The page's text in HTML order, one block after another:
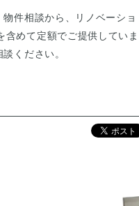
件相談から、リノベーショ
めて定額でご提供していま
ください。